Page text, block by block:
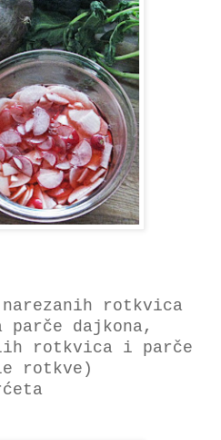
rotkvica
parče dajkona,
rotkvica i parče
rotkve)